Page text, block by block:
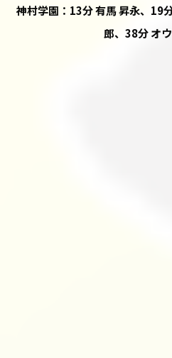
神村学園：13分 有馬 昇永、19
郎、38分 オ